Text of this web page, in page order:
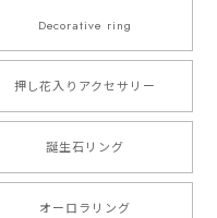
Decorative ring
押し花入りアクセサリー
誕生石リング
オーロラリング